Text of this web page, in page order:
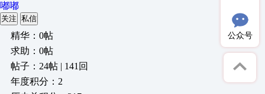
嘟嘟
关注 私信
精华：0帖
求助：0帖
帖子：24帖 | 141回
年度积分：2
公众号